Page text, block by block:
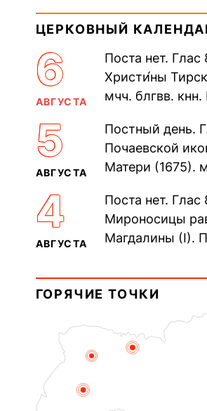
ЦЕРКОВНЫЙ
6
АВГУСТА
Поста нет.
Христи́ны
мчч. блгвв.
Дави́да (1015).
5
АВГУСТА
Постный день.
Почаевской
Матери (1675).
мучеников
воина
4
АВГУСТА
Поста нет. Глас
Мироносицы
Магдалины (I).
Синопского
Корни́лия...
ГОРЯЧИЕ ТОЧКИ